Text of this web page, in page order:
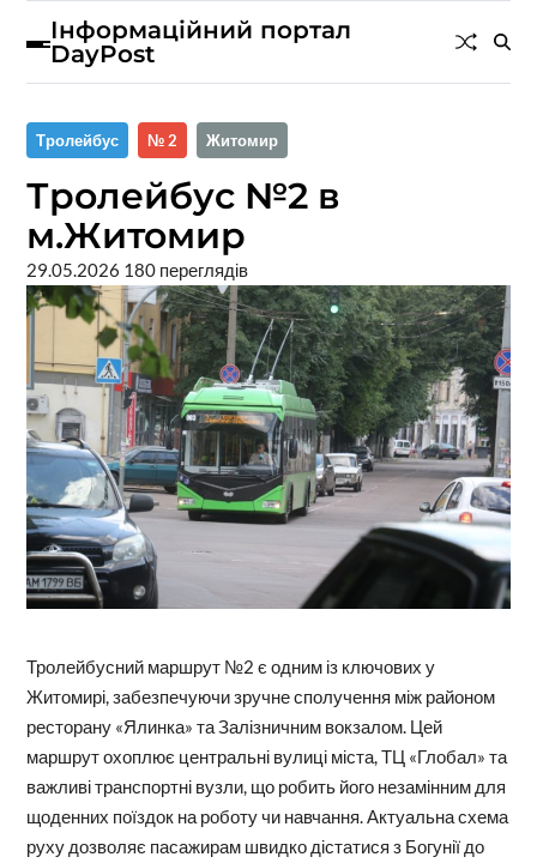
Інформаційний портал
DayPost
Тролейбус № 2 Житомир
Тролейбус №2 в
м.Житомир
29.05.2026 180 переглядів
Тролейбусний маршрут №2 є одним із ключових у
Житомирі, забезпечуючи зручне сполучення між районом
ресторану «Ялинка» та Залізничним вокзалом. Цей
маршрут охоплює центральні вулиці міста, ТЦ «Глобал» та
важливі транспортні вузли, що робить його незамінним для
щоденних поїздок на роботу чи навчання. Актуальна схема
руху дозволяє пасажирам швидко дістатися з Богунії до